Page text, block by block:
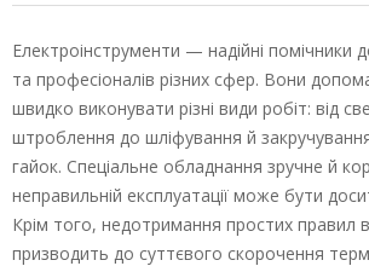
Електроінструменти — надійні помічники
та професіоналів різних сфер. Вони
швидко виконувати різні види робіт: від
штроблення до шліфування й
гайок. Спеціальне обладнання зручне й
неправильній експлуатації може бути
Крім того, недотримання простих правил
призводить до суттєвого скорочення